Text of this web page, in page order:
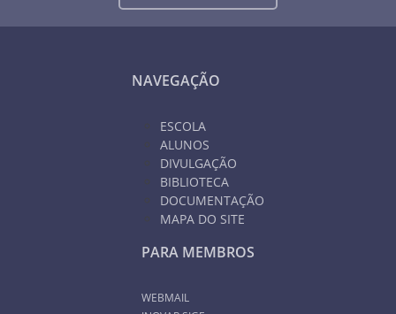
NAVEGAÇÃO
ESCOLA
ALUNOS
DIVULGAÇÃO
BIBLIOTECA
DOCUMENTAÇÃO
MAPA DO SITE
PARA MEMBROS
WEBMAIL